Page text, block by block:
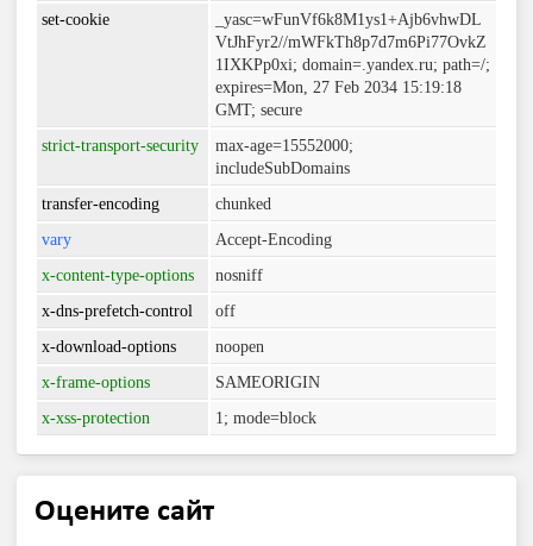
set-cookie
_yasc=wFunVf6k8M1ys1+Ajb6vhwDL
VtJhFyr2//mWFkTh8p7d7m6Pi77OvkZ
1IXKPp0xi; domain=.yandex.ru; path=/;
expires=Mon, 27 Feb 2034 15:19:18
GMT; secure
strict-transport-security
max-age=15552000;
includeSubDomains
transfer-encoding
chunked
vary
Accept-Encoding
x-content-type-options
nosniff
x-dns-prefetch-control
off
x-download-options
noopen
x-frame-options
SAMEORIGIN
x-xss-protection
1; mode=block
Оцените сайт